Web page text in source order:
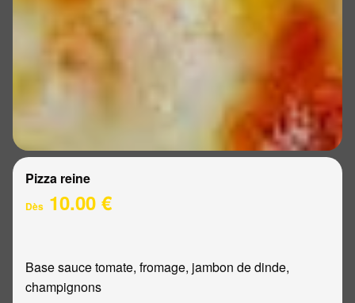
Pizza reine
Dès 10.00 €
Base sauce tomate, fromage, jambon de dinde,
champignons